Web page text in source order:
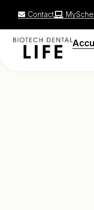
Contact